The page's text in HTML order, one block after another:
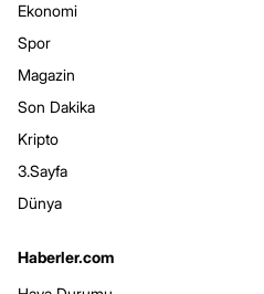
Ekonomi
Spor
Magazin
Son Dakika
Kripto
3.Sayfa
Dünya
Haberler.com